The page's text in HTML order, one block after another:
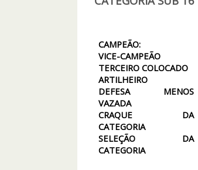
CAMPEÃO:
VICE-CAMPEÃO
TERCEIRO COLOCADO
ARTILHEIRO
DEFESA MENOS
VAZADA
CRAQUE DA
CATEGORIA
SELEÇÃO DA
CATEGORIA